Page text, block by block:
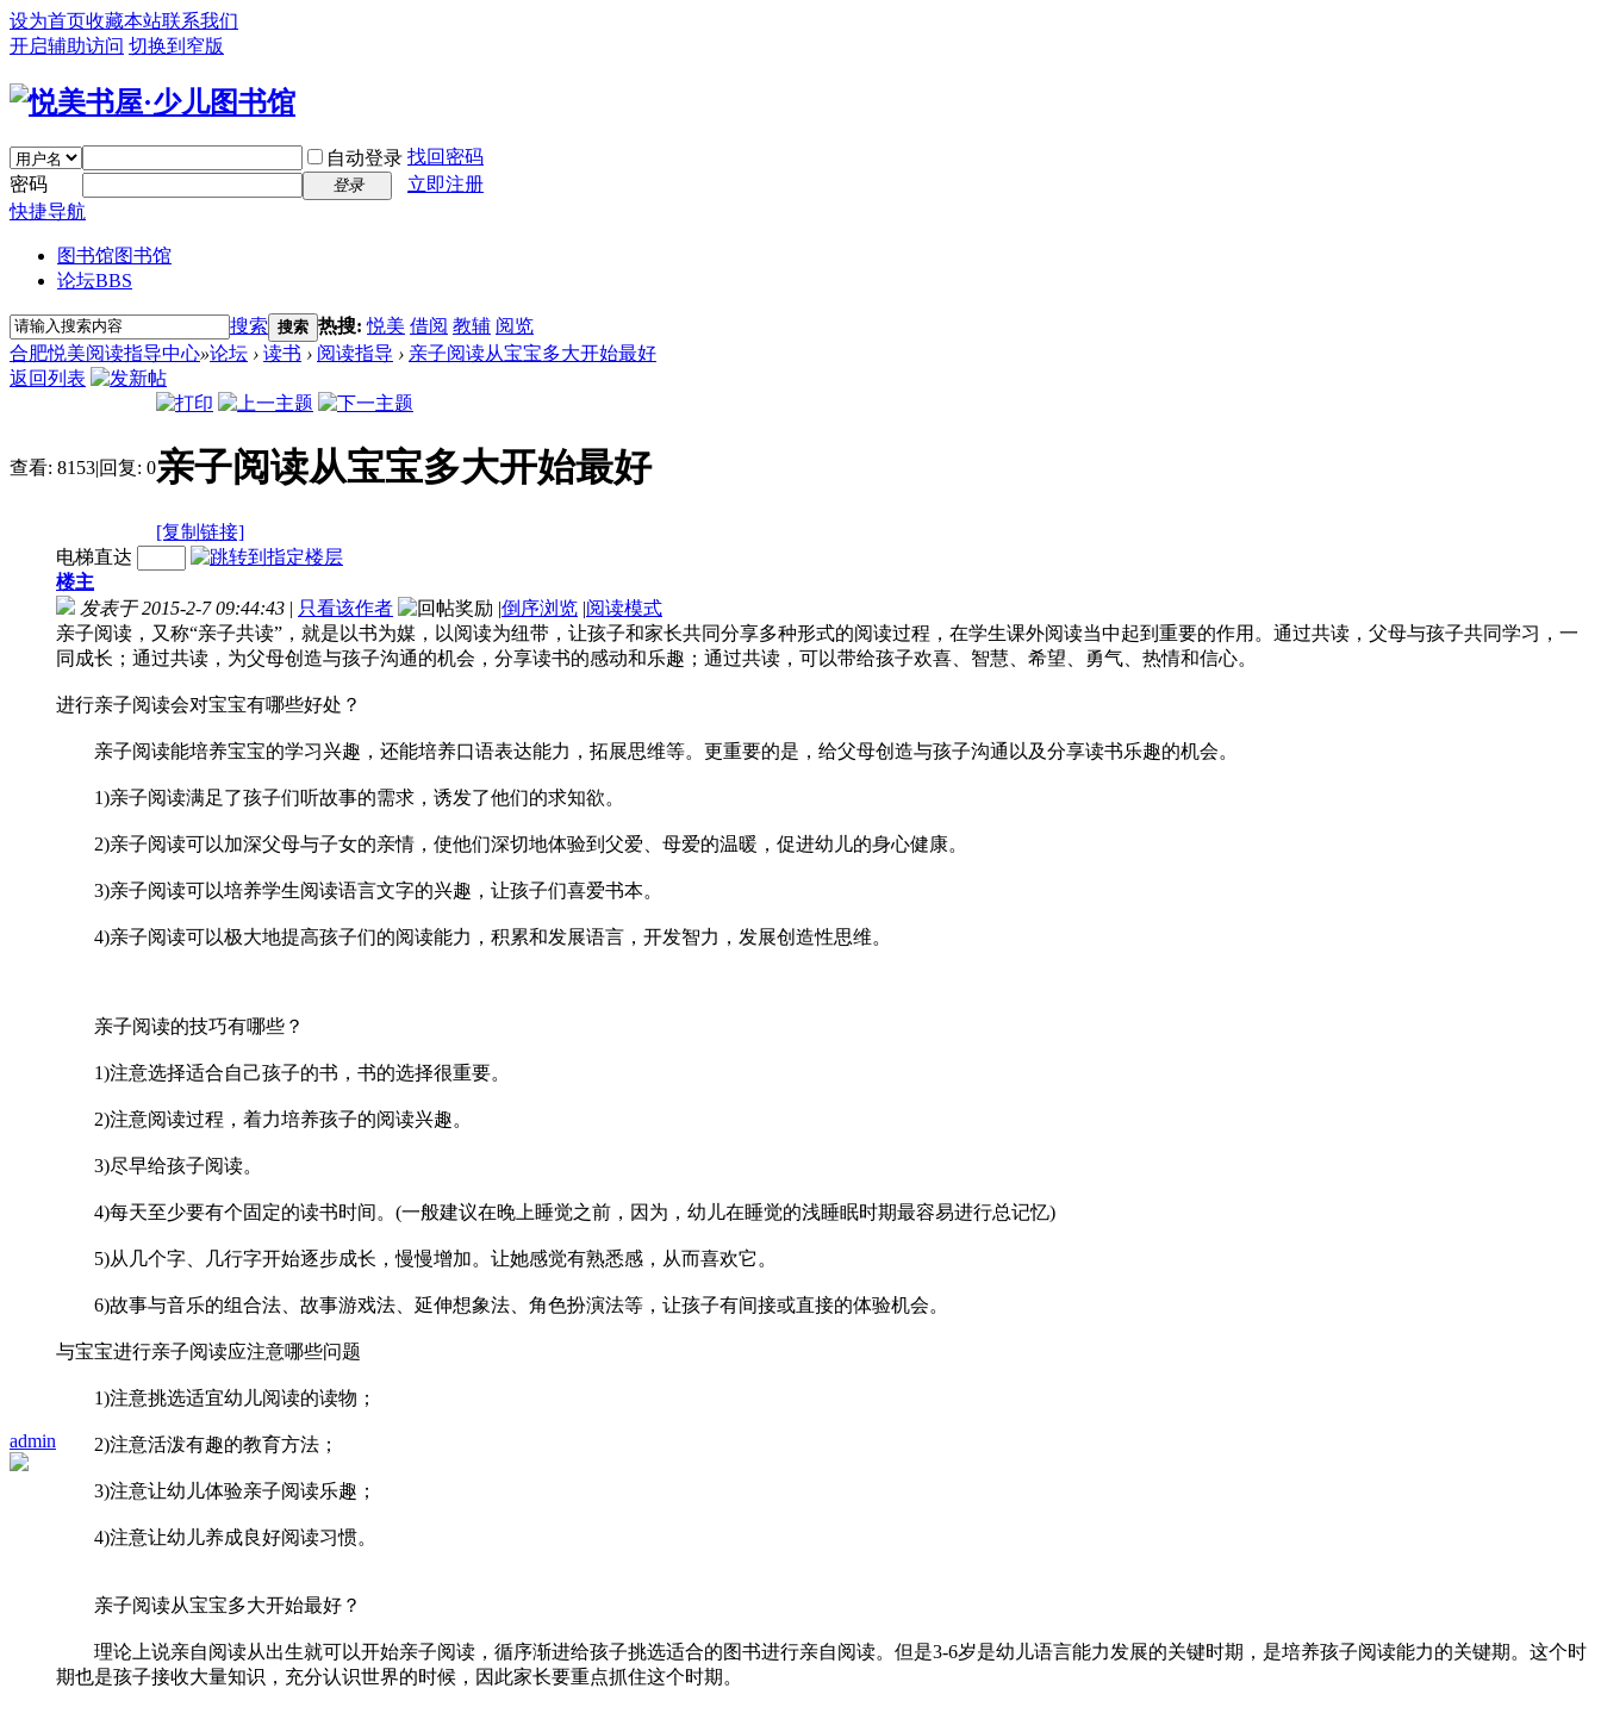
设为首页收藏本站联系我们
开启辅助访问 切换到窄版
自动登录 找回密码
密码
登录
立即注册
快捷导航
图书馆图书馆
论坛BBS
搜索 搜索 热搜:悦美 借阅 教辅 阅览
合肥悦美阅读指导中心»论坛 › 读书 › 阅读指导 › 亲子阅读从宝宝多大开始最好
返回列表
查看: 8153|回复: 0亲子阅读从宝宝多大开始最好
[复制链接]
admin
电梯直达
楼主
发表于 2015-2-7 09:44:43 | 只看该作者 |倒序浏览 |阅读模式
亲子阅读，又称“亲子共读”，就是以书为媒，以阅读为纽带，让孩子和家长共同分享多种形式的阅读过程，在学生课外阅读当中起到重要的作用。通过共读，父母与孩子共同学习，一
同成长；通过共读，为父母创造与孩子沟通的机会，分享读书的感动和乐趣；通过共读，可以带给孩子欢喜、智慧、希望、勇气、热情和信心。
进行亲子阅读会对宝宝有哪些好处？
亲子阅读能培养宝宝的学习兴趣，还能培养口语表达能力，拓展思维等。更重要的是，给父母创造与孩子沟通以及分享读书乐趣的机会。
1)亲子阅读满足了孩子们听故事的需求，诱发了他们的求知欲。
2)亲子阅读可以加深父母与子女的亲情，使他们深切地体验到父爱、母爱的温暖，促进幼儿的身心健康。
3)亲子阅读可以培养学生阅读语言文字的兴趣，让孩子们喜爱书本。
4)亲子阅读可以极大地提高孩子们的阅读能力，积累和发展语言，开发智力，发展创造性思维。
亲子阅读的技巧有哪些？
1)注意选择适合自己孩子的书，书的选择很重要。
2)注意阅读过程，着力培养孩子的阅读兴趣。
3)尽早给孩子阅读。
4)每天至少要有个固定的读书时间。(一般建议在晚上睡觉之前，因为，幼儿在睡觉的浅睡眠时期最容易进行总记忆)
5)从几个字、几行字开始逐步成长，慢慢增加。让她感觉有熟悉感，从而喜欢它。
6)故事与音乐的组合法、故事游戏法、延伸想象法、角色扮演法等，让孩子有间接或直接的体验机会。
与宝宝进行亲子阅读应注意哪些问题
1)注意挑选适宜幼儿阅读的读物；
2)注意活泼有趣的教育方法；
3)注意让幼儿体验亲子阅读乐趣；
4)注意让幼儿养成良好阅读习惯。
亲子阅读从宝宝多大开始最好？
理论上说亲自阅读从出生就可以开始亲子阅读，循序渐进给孩子挑选适合的图书进行亲自阅读。但是3-6岁是幼儿语言能力发展的关键时期，是培养孩子阅读能力的关键期。这个时
期也是孩子接收大量知识，充分认识世界的时候，因此家长要重点抓住这个时期。